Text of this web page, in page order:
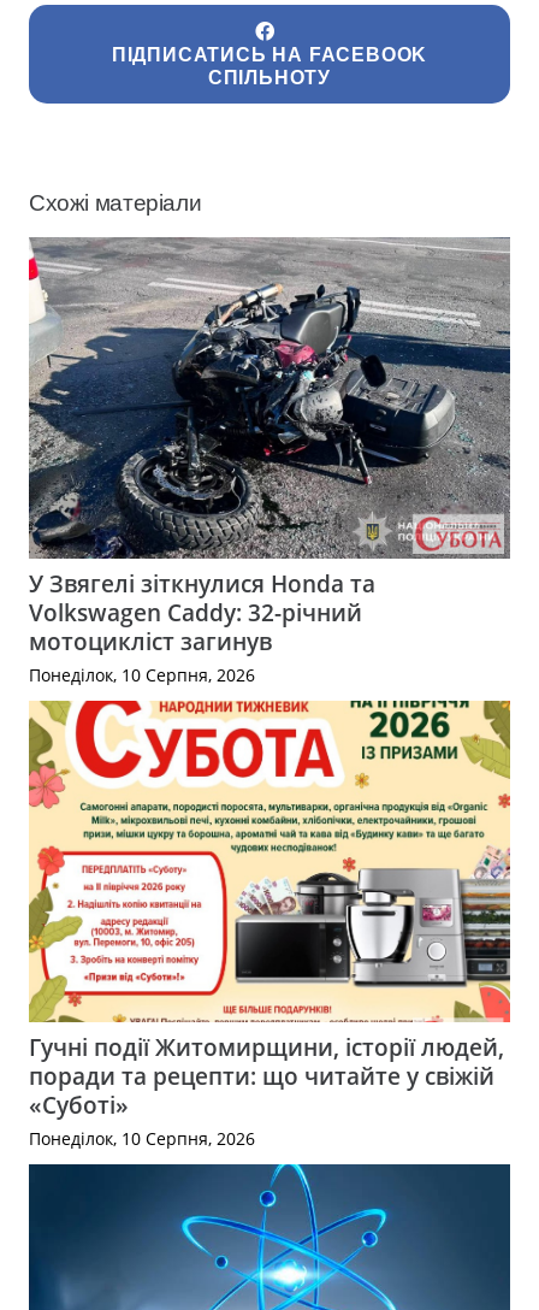
ПІДПИСАТИСЬ НА FACEBOOK
СПІЛЬНОТУ
Схожі матеріали
У Звягелі зіткнулися Honda та
Volkswagen Caddy: 32-річний
мотоцикліст загинув
Понеділок, 10 Серпня, 2026
Гучні події Житомирщини, історії людей,
поради та рецепти: що читайте у свіжій
«Суботі»
Понеділок, 10 Серпня, 2026